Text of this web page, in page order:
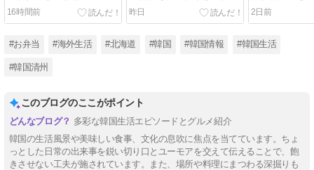
16時間前
の？
昨日
味料サイズ
2日前
#お弁当 #海外生活 #北海道 #韓国 #韓国情報 #韓国生活
#韓国清州
このブログのここがポイント
多彩な韓国生活エピソードとグルメ紹介
韓国の生活風景や美味しい食事、文化の息吹に焦点を当てています。ちょ
っとした日常の出来事を鋭い切り口とユーモアを交えて伝えることで、飽
きさせない工夫が施されています。また、場所や料理にまつわる深掘りも